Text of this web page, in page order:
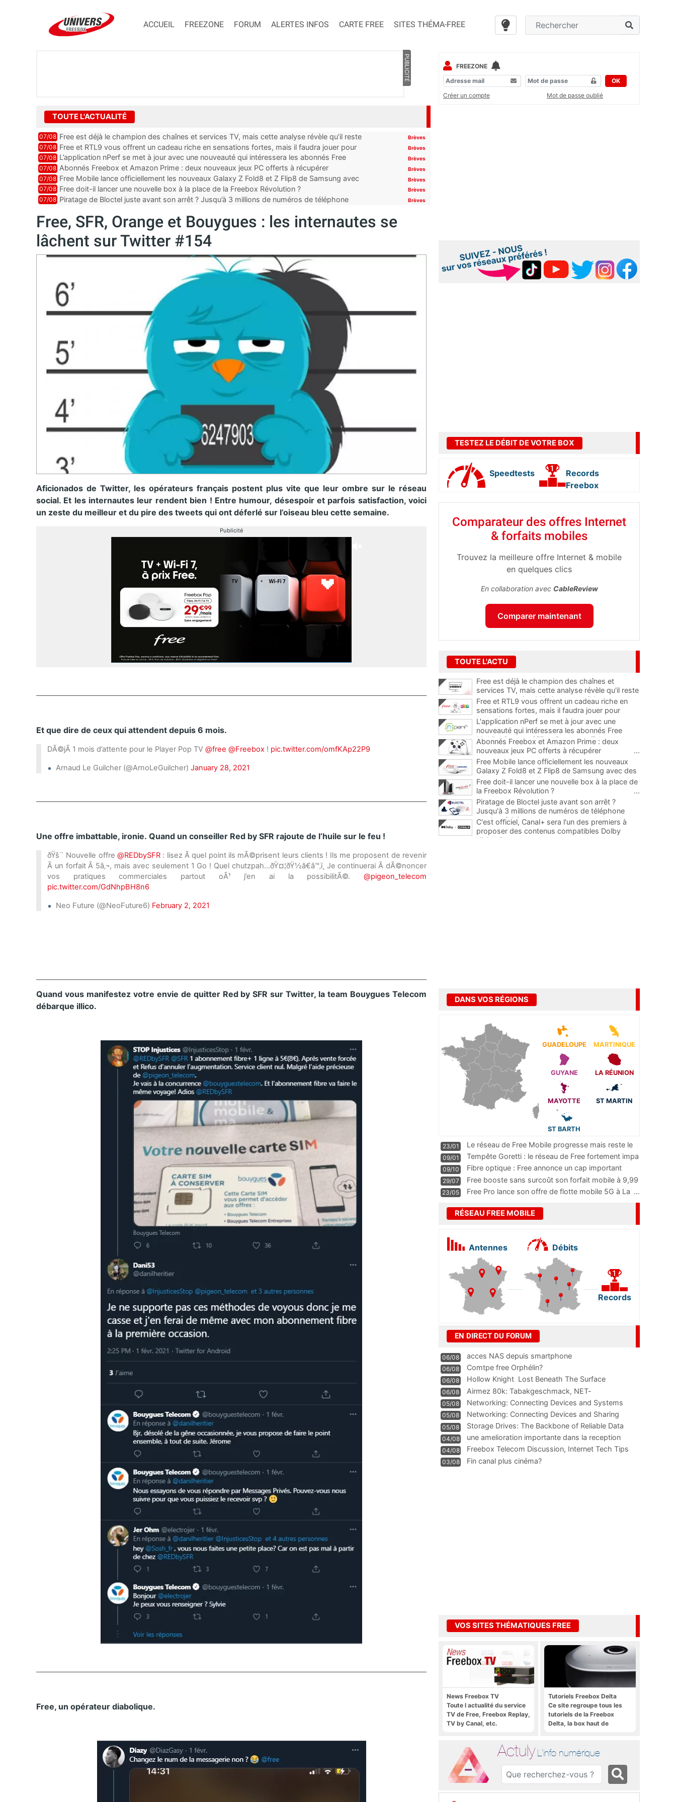
ACCUEIL FREEZONE FORUM ALERTES INFOS CARTE FREE SITES THÉMA-FREE
PUBLICITÉ
TOUTE L'ACTUALITÉ
07/08 Free est déjà le champion des chaînes et services TV, mais cette analyse révèle qu’il reste
encore au moin...
Brèves
07/08 Free et RTL9 vous offrent un cadeau riche en sensations fortes, mais il faudra jouer pour
l’obtenir
Brèves
07/08 L’application nPerf se met à jour avec une nouveauté qui intéressera les abonnés Free
Mobile, Orange, SFR ...
Brèves
07/08 Abonnés Freebox et Amazon Prime : deux nouveaux jeux PC offerts à récupérer Brèves
07/08 Free Mobile lance officiellement les nouveaux Galaxy Z Fold8 et Z Flip8 de Samsung avec
des promos et des cadeaux
Brèves
07/08 Free doit-il lancer une nouvelle box à la place de la Freebox Révolution ? Brèves
07/08 Piratage de Bloctel juste avant son arrêt ? Jusqu’à 3 millions de numéros de téléphone
Brèves
Free, SFR, Orange et Bouygues : les internautes se
lâchent sur Twitter #154
Aficionados de Twitter, les opérateurs français postent plus vite que leur ombre sur le réseau
social. Et les internautes leur rendent bien ! Entre humour, désespoir et parfois satisfaction, voici
un zeste du meilleur et du pire des tweets qui ont déferlé sur l’oiseau bleu cette semaine.
Publicité
Et que dire de ceux qui attendent depuis 6 mois.
DÃ©jÃ 1 mois d’attente pour le Player Pop TV @free @Freebox ! pic.twitter.com/omfKAp22P9
Arnaud Le Guilcher (@ArnoLeGuilcher) January 28, 2021
Une offre imbattable, ironie. Quand un conseiller Red by SFR rajoute de l’huile sur le feu !
ðŸš¨ Nouvelle offre @REDbySFR : lisez Ã quel point ils mÃ©prisent leurs clients ! Ils me proposent de revenir
Ã un forfait Ã 5â‚¬, mais avec seulement 1 Go ! Quel chutzpah…ðŸ¤¦ðŸ½â€â™‚ï¸ Je continuerai Ã dÃ©noncer
vos pratiques commerciales partout oÃ¹ j’en ai la possibilitÃ©. @pigeon_telecom
pic.twitter.com/GdNhpBH8n6
Neo Future (@NeoFuture6) February 2, 2021
Quand vous manifestez votre envie de quitter Red by SFR sur Twitter, la team Bouygues Telecom
débarque illico.
Free, un opérateur diabolique.
FREEZONE
OK
Créer un compte
Mot de passe oublié
TESTEZ LE DÉBIT DE VOTRE BOX
Speedtests
Records
Freebox
Comparateur des offres Internet
& forfaits mobiles
Trouvez la meilleure offre Internet & mobile
en quelques clics
En collaboration avec CableReview
Comparer maintenant
TOUTE L'ACTU
Free est déjà le champion des chaînes et
services TV, mais cette analyse révèle qu'il reste
encore au moins 141 ajouts possibles
Free et RTL9 vous offrent un cadeau riche en
sensations fortes, mais il faudra jouer pour
l'obtenir
L'application nPerf se met à jour avec une
nouveauté qui intéressera les abonnés Free
Mobile, Orange, SFR et Bouygues Telecom
Abonnés Freebox et Amazon Prime : deux
nouveaux jeux PC offerts à récupérer
...
Free Mobile lance officiellement les nouveaux
Galaxy Z Fold8 et Z Flip8 de Samsung avec des
promos et des cadeaux
...
Free doit-il lancer une nouvelle box à la place de
la Freebox Révolution ?
...
Piratage de Bloctel juste avant son arrêt ?
Jusqu'à 3 millions de numéros de téléphone
auraient fuité
C'est officiel, Canal+ sera l'un des premiers à
proposer des contenus compatibles Dolby
Vision 2
DANS VOS RÉGIONS
GUADELOUPE MARTINIQUE
GUYANE LA RÉUNION
MAYOTTE ST MARTIN
ST BARTH
23/01
Le réseau de Free Mobile progresse mais reste le
m
...
09/01
Tempête Goretti : le réseau de Free fortement impa
09/10
Fibre optique : Free annonce un cap important
pass
...
29/07
Free booste sans surcoût son forfait mobile à 9,99
23/05 Free Pro lance son offre de flotte mobile 5G à La ...
RÉSEAU FREE MOBILE
Antennes Débits
Records
EN DIRECT DU FORUM
06/08 acces NAS depuis smartphone
06/08 Comtpe free Orphélin?
06/08 Hollow Knight  Lost Beneath The Surface
06/08
Airmez 80k: Tabakgeschmack, NET-
Technologie und Leistung im
05/08 Networking: Connecting Devices and Systems
05/08
Networking: Connecting Devices and Sharing
Information
05/08
Storage Drives: The Backbone of Reliable Data
Management
04/08
une amelioration importante dans la reception
WIFI
04/08
Freebox Telecom Discussion, Internet Tech Tips
Communi
03/08 Fin canal plus cinéma?
VOS SITES THÉMATIQUES FREE
News Freebox TV
Toute l actualité du service
TV de Free, Freebox Replay,
TV by Canal, etc.
Tutoriels Freebox Delta
Ce site regroupe tous les
tutoriels de la Freebox
Delta, la box haut de
Actuly L'info numérique